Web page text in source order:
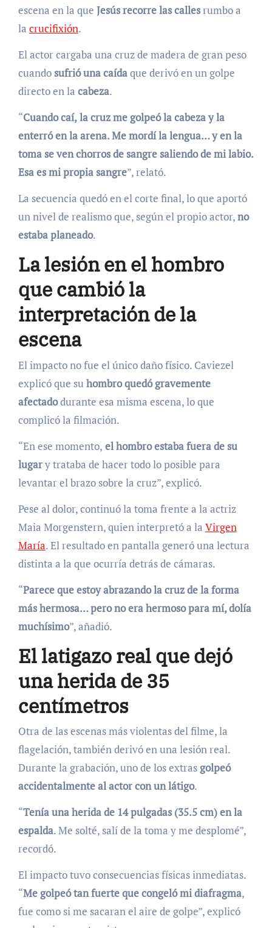
escena en la que Jesús recorre las callesrumbo a
la crucifixión.
El actor cargaba una cruz de madera de gran peso
cuando sufrió una caídaque derivó en un golpe
directo en la cabeza.
“Cuando caí,la cruz me golpeó la cabeza y la
enterró en la arena. Me mordí la lengua… y en la
toma se ven chorros de sangre saliendo de mi labio.
Esa es mi propia sangre”, relató.
La secuencia quedó en el corte final, lo que aportó
un nivel de realismo que, según el propio actor,no
estaba planeado.
La lesión en el hombro
que cambió la
interpretación de la
escena
El impacto no fue el único daño físico. Caviezel
explicó que su hombro quedó gravemente
afectadodurante esa misma escena, lo que
complicó la filmación.
“En ese momento, el hombro estaba fuera de su
lugary trataba de hacer todo lo posible para
levantar el brazo sobre la cruz”, explicó.
Pese al dolor, continuó la toma frente a la actriz
Maia Morgenstern, quien interpretó a la Virgen
María. El resultado en pantalla generó una lectura
distinta a la que ocurría detrás de cámaras.
“Parece que estoy abrazando la cruz de la forma
más hermosa… pero no era hermoso para mí, dolía
muchísimo”, añadió.
El latigazo real que dejó
una herida de 35
centímetros
Otra de las escenas más violentas del filme, la
flagelación, también derivó en una lesión real.
Durante la grabación, uno de los extras golpeó
accidentalmente al actor con un látigo.
“Tenía una herida de 14 pulgadas (35.5 cm) en la
espalda. Me solté, salí de la toma y me desplomé”,
recordó.
El impacto tuvo consecuencias físicas inmediatas.
“Me golpeó tan fuerte que congeló mi diafragma,
fue como si me sacaran el aire de golpe”, explicó